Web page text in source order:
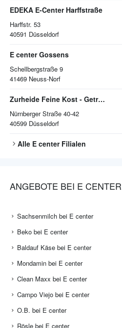
EDEKA E-Center Harffstraße
Harffstr. 53
40591 Düsseldorf
E center Gossens
Schellbergstraße 9
41469 Neuss-Norf
Zurheide Feine Kost - Getränkemarkt
Nürnberger Straße 40-42
40599 Düsseldorf
Alle E centerFilialen
ANGEBOTE BEI E CENTER
Sachsenmilch bei E center
Beko bei E center
Baldauf Käse bei E center
Mondamin bei E center
Clean Maxx bei E center
Campo Viejo bei E center
O.B. bei E center
Rösle bei E center